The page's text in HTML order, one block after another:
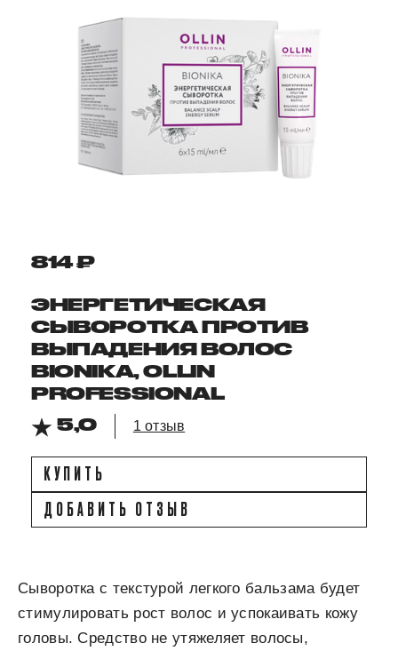
814 ₽
ЭНЕРГЕТИЧЕСКАЯ
СЫВОРОТКА ПРОТИВ
ВЫПАДЕНИЯ ВОЛОС
BIONIKA, OLLIN
PROFESSIONAL
5,0
1 отзыв
КУПИТЬ
ДОБАВИТЬ ОТЗЫВ
Сыворотка с текстурой легкого бальзама будет
стимулировать рост волос и успокаивать кожу
головы. Средство не утяжеляет волосы,